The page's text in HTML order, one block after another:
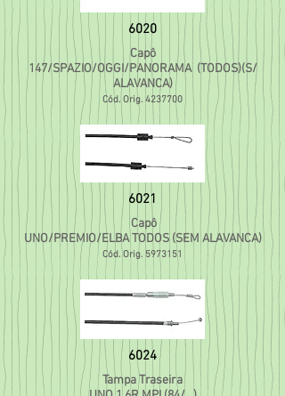
6020
Capô
147/SPAZIO/OGGI/PANORAMA (TODOS)(S/
ALAVANCA)
Cód. Orig. 4237700
6021
Capô
UNO/PREMIO/ELBA TODOS (SEM ALAVANCA)
Cód. Orig. 5973151
6024
Tampa Traseira